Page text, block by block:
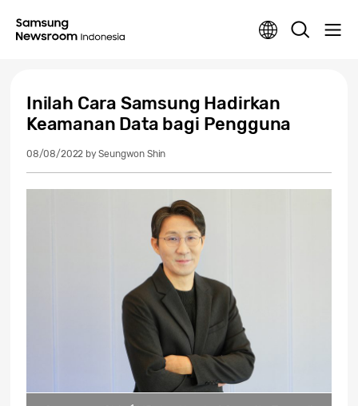
Inilah Cara Samsung Hadirkan
Keamanan Data bagi Pengguna
08/08/2022 by Seungwon Shin